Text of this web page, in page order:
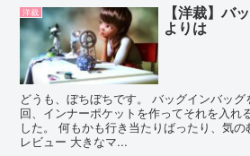
洋裁 【洋裁】バ
よりは
どうも、ぼちぼちです。 バッグインバッ
回、インナーポケットを作ってそれを入れ
した。 何もかも行き当たりばったり、気
レビュー 大きなマ...